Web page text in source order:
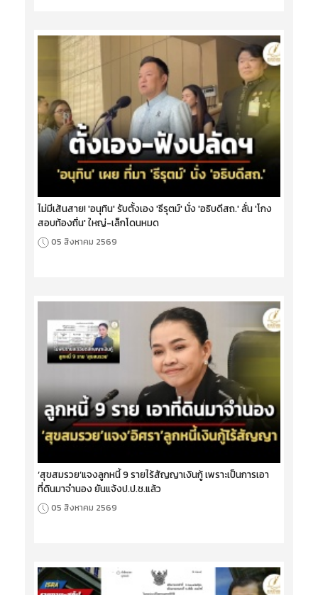
ไม่มีเส้นสาย! 'อนุทิน' รับตั้งเอง 'ธีรุตม์' นั่ง 'อธิบดีสถ.' ลั่น 'โกง
สอบท้องถิ่น' ใหญ่-เล็กโดนหมด
05 สิงหาคม 2569
‘สุขสมรวย’แจงลูกหนี้ 9 รายไร้สัญญาเงินกู้ เพราะเป็นการเอา
ที่ดินมาจำนอง ยันแจ้งป.ป.ช.แล้ว
05 สิงหาคม 2569